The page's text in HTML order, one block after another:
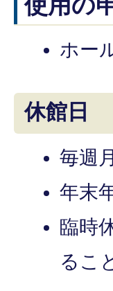
使用の
ホー
休館日
毎週
年末
臨時
るこ